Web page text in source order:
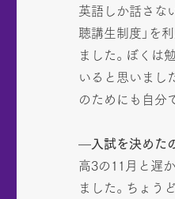
英語しか話さな
聴講生制度」を
ました。ぼくは
いると思いまし
のためにも自分
—入試を決めた
高3の11月と遅
ました。ちょう